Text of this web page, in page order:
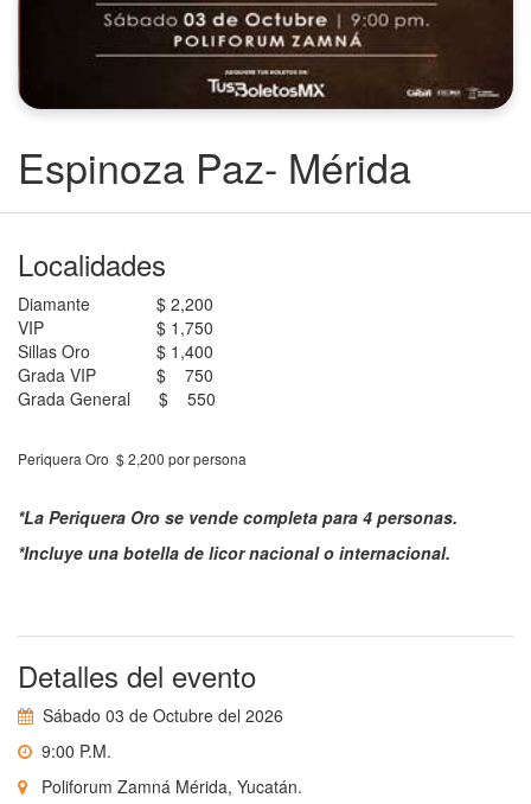
Espinoza Paz- Mérida
Localidades
Diamante
$ 2,200
VIP
$ 1,750
Sillas Oro $ 1,400
Grada VIP
$ 750
Grada General $ 550
Periquera Oro $ 2,200 por persona
*La Periquera Oro se vende completa para 4 personas.
*Incluye una botella de licor nacional o internacional.
Detalles del evento
Sábado 03 de Octubre del 2026
9:00 P.M.
Poliforum Zamná Mérida, Yucatán.